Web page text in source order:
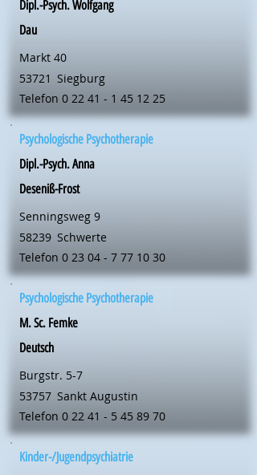
Dipl.-Psych. Wolfgang
Dau
Markt 40
53721 Siegburg
Telefon 0 22 41 - 1 45 12 25
Psychologische Psychotherapie
Dipl.-Psych. Anna
Deseniß-Frost
Senningsweg 9
58239 Schwerte
Telefon 0 23 04 - 7 77 10 30
Psychologische Psychotherapie
M. Sc. Femke
Deutsch
Burgstr. 5-7
53757 Sankt Augustin
Telefon 0 22 41 - 5 45 89 70
Kinder-/Jugendpsychiatrie